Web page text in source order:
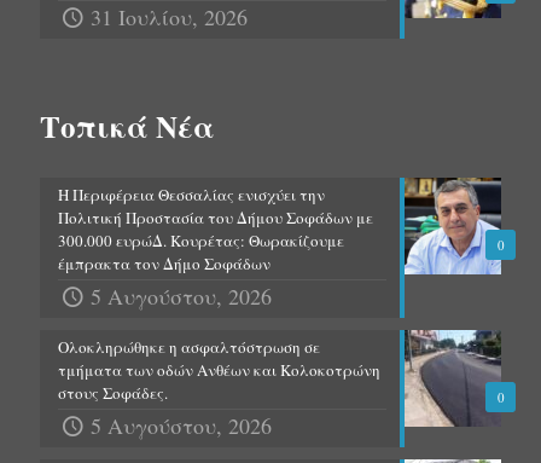
31 Ιουλίου, 2026
Τοπικά Νέα
0
Η Περιφέρεια Θεσσαλίας ενισχύει την
Πολιτική Προστασία του Δήμου Σοφάδων με
300.000 ευρώΔ. Κουρέτας: Θωρακίζουμε
έμπρακτα τον Δήμο Σοφάδων
5 Αυγούστου, 2026
0
Ολοκληρώθηκε η ασφαλτόστρωση σε
τμήματα των οδών Ανθέων και Κολοκοτρώνη
στους Σοφάδες.
5 Αυγούστου, 2026